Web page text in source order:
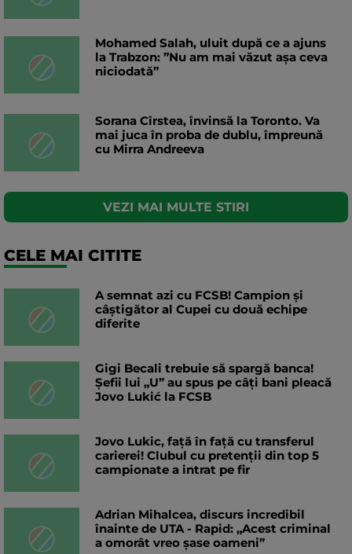
Mohamed Salah, uluit după ce a ajuns
la Trabzon: ”Nu am mai văzut așa ceva
niciodată”
Sorana Cîrstea, învinsă la Toronto. Va
mai juca în proba de dublu, împreună
cu Mirra Andreeva
VEZI MAI MULTE STIRI
CELE MAI CITITE
A semnat azi cu FCSB! Campion și
câștigător al Cupei cu două echipe
diferite
Gigi Becali trebuie să spargă banca!
Șefii lui „U” au spus pe câți bani pleacă
Jovo Lukić la FCSB
Jovo Lukic, față în față cu transferul
carierei! Clubul cu pretenții din top 5
campionate a intrat pe fir
Adrian Mihalcea, discurs incredibil
înainte de UTA - Rapid: „Acest criminal
a omorât vreo șase oameni”